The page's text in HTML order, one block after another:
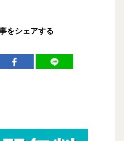
をシェアする